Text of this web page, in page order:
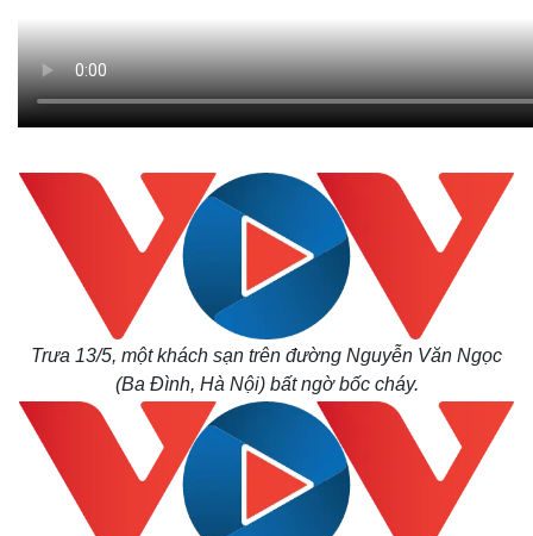
Trưa 13/5, một khách sạn trên đường Nguyễn Văn Ngọc
(Ba Đình, Hà Nội) bất ngờ bốc cháy.